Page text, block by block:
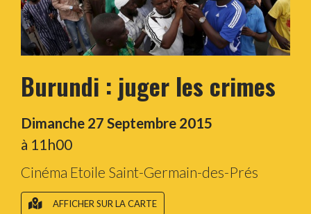
Burundi : juger les crimes
Dimanche 27 Septembre 2015
à 11h00
Cinéma Etoile Saint-Germain-des-Prés
AFFICHER SUR LA CARTE